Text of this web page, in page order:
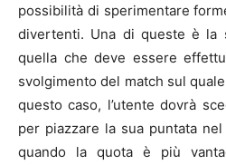
possibilità di sperimentare
divertenti. Una di queste è la
quella che deve essere
svolgimento del match sul
questo caso, l’utente dovrà
per piazzare la sua puntata
quando la quota è più